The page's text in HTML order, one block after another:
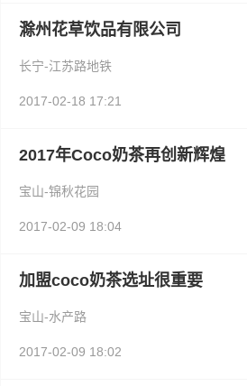
滁州花草饮品有限公司
长宁-江苏路地铁
2017-02-18 17:21
2017年Coco奶茶再创新辉煌
宝山-锦秋花园
2017-02-09 18:04
加盟coco奶茶选址很重要
宝山-水产路
2017-02-09 18:02